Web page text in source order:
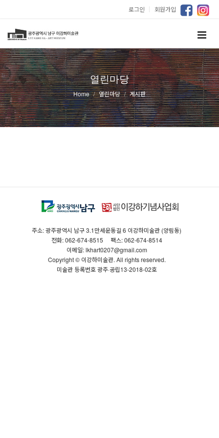
로그인 ｜ 회원가입
열린마당
Home 열린마당 게시판
주소: 광주광역시 남구 3.1만세운동길 6 이강하미술관 (양림동)
전화: 062-674-8515
팩스: 062-674-8514
이메일: lkhart0207@gmail.com
Copyright © 이강하미술관. All rights reserved.
미술관 등록번호 광주·공립13-2018-02호